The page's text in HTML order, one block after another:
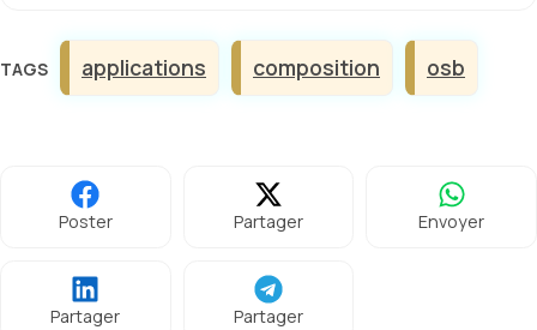
Étiquettes
applications composition osb
Poster Partager Envoyer
Partager Partager